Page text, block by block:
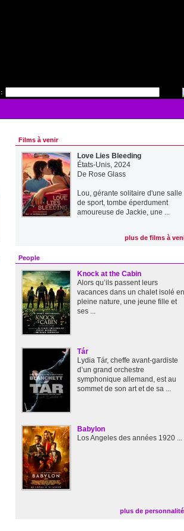
Films à venir
Love Lies Bleeding
États-Unis, 2024
De Rose Glass
Lou, gérante solitaire d'une salle
de sport, tombe éperdument
amoureuse de Jackie, une ...
plus de films à
People
Knock at the Cabin
Alors qu’ils passent leurs
vacances dans un chalet isolé en
pleine nature, une jeune fille et
ses ...
Tár
Lydia Tár, cheffe avant-gardiste
d’un grand orchestre
symphonique allemand, est au
sommet de son art et de sa ...
Babylon
Los Angeles des années 1920 ...
plus de